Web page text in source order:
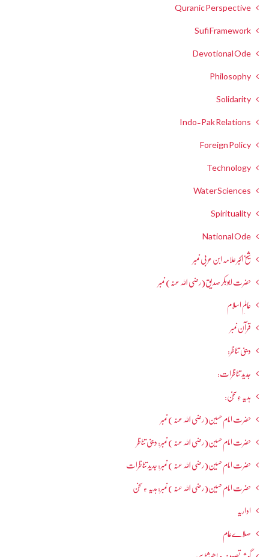
Quranic Perspective
Sufi Framework
Devotional Ode
Philosophy
Solidarity
Indo-Pak Relations
Foreign Policy
Technology
Water Sciences
Spirituality
National Ode
شیخ اکبر علامہ ابن عربی نمبر
حضرت ابوبکر صدیق(رضی اللہ عنہ) نمبر
عالمِ اسلام
قرآن نمبر
دینی تناظر:
جدید تناظرات:
ہدیہ ءِسُخن:
حضرت امام حسین(رضی اللہ عنہ ) نمبر
حضرت امام حسین(رضی اللہ عنہ ) نمبر: دینی تناظر
حضرت امام حسین(رضی اللہ عنہ ) نمبر: جدید تناظرات
حضرت امام حسین(رضی اللہ عنہ ) نمبر: ہدیہ ءِ سُخن
اداریہ
صلاےعام